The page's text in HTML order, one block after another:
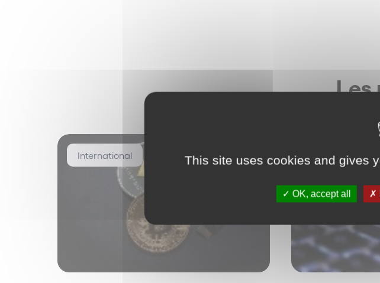
Les
International Data /
This site uses cookies and gives
OK, accept all